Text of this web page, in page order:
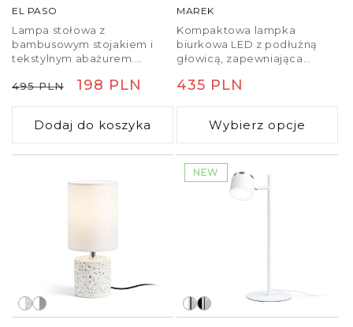
EL PASO
Lampa stołowa z
bambusowym stojakiem i
tekstylnym abażurem.
wymagany jest montaż.
Cena
regularna
495 PLN
Cena
promocyjna
198 PLN
Dodaj do koszyka
MAREK
Kompaktowa lampka
biurkowa LED z podłużną
głowicą, zapewniająca
oświetlenie.Wyposażona w
możliwością
trzystopniowego
ściemniania oraz
regulowaniem temperatury
barwowej.
Cena
regularna
435 PLN
Wybierz opcje
NEW